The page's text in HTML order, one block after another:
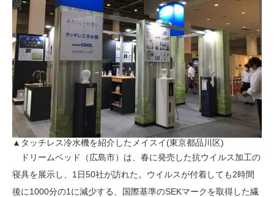
▲タッチレス冷水機を紹介したメイスイ(東京都品川区)
ドリームベッド（広島市）は、春に発売した抗ウイルス加工の
寝具を展示し、1日50社が訪れた。ウイルスが付着しても2時間
後に1000分の1に減少する、国際基準のSEKマークを取得した繊